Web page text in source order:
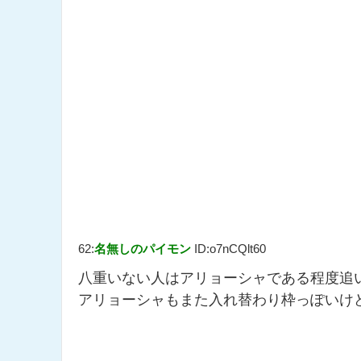
62:名無しのパイモン ID:o7nCQlt60
八重いない人はアリョーシャである程度追
アリョーシャもまた入れ替わり枠っぽいけ